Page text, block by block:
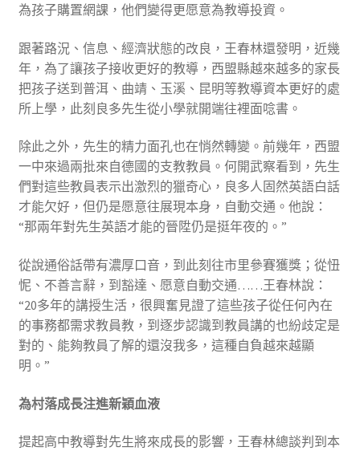
為孩子購置網課，他們變得更愿意為教導投資。
跟著路況、信息、經濟狀態的改良，王春林還發明，近幾
年，為了讓孩子接收更好的教導，西盟縣越來越多的家長
把孩子送到普洱、曲靖、玉溪、昆明等教導資本更好的處
所上學，此刻良多先生從小學就開端往裡面唸書。
除此之外，先生的精力面孔也在悄然轉變。前幾年，西盟
一中來過兩批來自德國的支教教員。何開武察看到，先生
們對這些教員表示出激烈的獵奇心，良多人固然英語白話
才能欠好，但仍是愿意往展現本身，自動交通。他說：
“那兩年對先生英語才能的晉陞仍是挺年夜的。”
從說通俗話帶有濃厚口音，到此刻往市里參賽獲獎；從忸
怩、不善言辭，到豁達、愿意自動交通……王春林說：
“20多年的講授生活，很興奮見證了這些孩子從任何內在
的事務都需求教員教，到逐步認識到教員講的也紛歧定是
對的、能夠教員了解的還沒我多，這種自負越來越顯
明。”
為村落成長注進新穎血液
提起高中教導對先生將來成長的影響，王春林總談判到本